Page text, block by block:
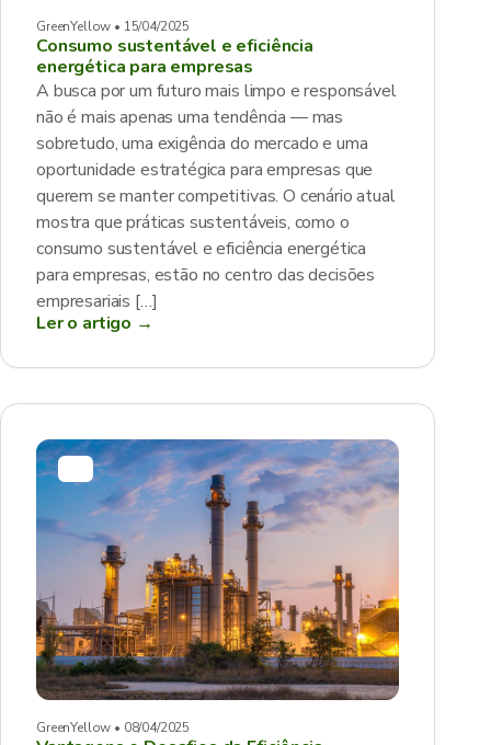
GreenYellow • 15/04/2025
Consumo sustentável e eficiência
energética para empresas
A busca por um futuro mais limpo e responsável
não é mais apenas uma tendência — mas
sobretudo, uma exigência do mercado e uma
oportunidade estratégica para empresas que
querem se manter competitivas. O cenário atual
mostra que práticas sustentáveis, como o
consumo sustentável e eficiência energética
para empresas, estão no centro das decisões
empresariais […]
Ler o artigo →
GreenYellow • 08/04/2025